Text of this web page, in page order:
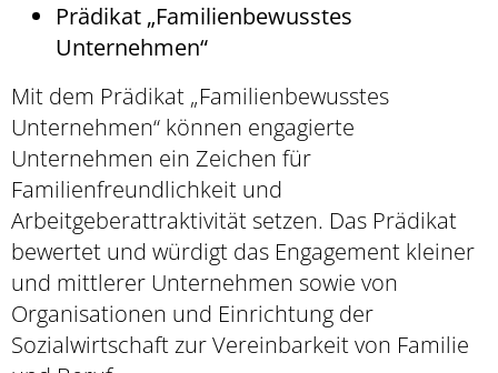
Prädikat „Familienbewusstes
Unternehmen“
Mit dem Prädikat „Familienbewusstes
Unternehmen“ können engagierte
Unternehmen ein Zeichen für
Familienfreundlichkeit und
Arbeitgeberattraktivität setzen. Das Prädikat
bewertet und würdigt das Engagement kleiner
und mittlerer Unternehmen sowie von
Organisationen und Einrichtung der
Sozialwirtschaft zur Vereinbarkeit von Familie